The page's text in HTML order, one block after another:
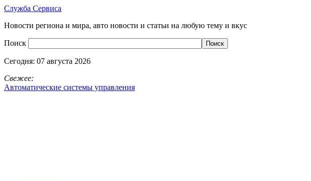
Служба Сервиса
Новости региона и мира, авто новости и статьи на любую тему и вкус
Поиск
Сегодня: 07 августа 2026
Свежее:
Автоматические системы управления